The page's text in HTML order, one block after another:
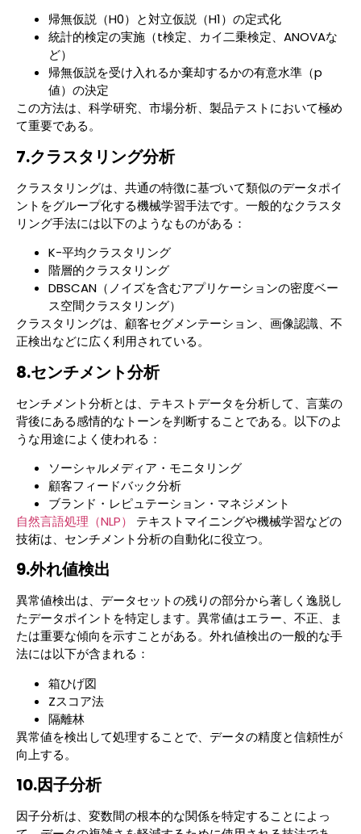
帰無仮説（H0）と対立仮説（H1）の定式化
統計的検定の実施（t検定、カイ二乗検定、ANOVAな
ど）
帰無仮説を受け入れるか棄却するかの有意水準（p
値）の決定
この方法は、科学研究、市場分析、製品テストにおいて極め
て重要である。
7.クラスタリング分析
クラスタリングは、共通の特徴に基づいて類似のデータポイ
ントをグループ化する機械学習手法です。一般的なクラスタ
リング手法には以下のようなものがある：
K-平均クラスタリング
階層的クラスタリング
DBSCAN（ノイズを含むアプリケーションの密度ベー
ス空間クラスタリング）
クラスタリングは、顧客セグメンテーション、画像認識、不
正検出などに広く利用されている。
8.センチメント分析
センチメント分析とは、テキストデータを分析して、言葉の
背後にある感情的なトーンを判断することである。以下のよ
うな用途によく使われる：
ソーシャルメディア・モニタリング
顧客フィードバック分析
ブランド・レピュテーション・マネジメント
自然言語処理（NLP）
テキストマイニングや機械学習などの
技術は、センチメント分析の自動化に役立つ。
9.外れ値検出
異常値検出は、データセットの残りの部分から著しく逸脱し
たデータポイントを特定します。異常値はエラー、不正、ま
たは重要な傾向を示すことがある。外れ値検出の一般的な手
法には以下が含まれる：
箱ひげ図
Zスコア法
隔離林
異常値を検出して処理することで、データの精度と信頼性が
向上する。
10.因子分析
因子分析は、変数間の根本的な関係を特定することによっ